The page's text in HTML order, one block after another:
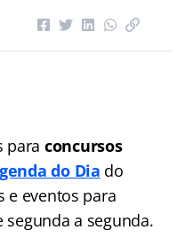
para concursos
do Dia do
e eventos para
a segunda.